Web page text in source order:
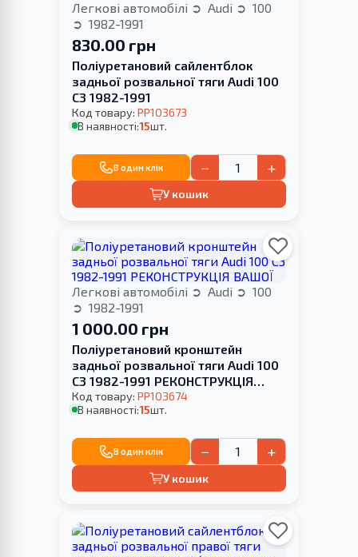
Легкові автомобілі Audi
100
1982-1991
830.00 грн
Поліуретановий сайлентблок
задньої розвальної тяги Audi 100
С3 1982-1991
Код товару: PP103673
В наявності:15шт.
В один клік − +
У кошик
Легкові автомобілі Audi
100
1982-1991
1 000.00 грн
Поліуретановий кронштейн
задньої розвальної тяги Audi 100
С3 1982-1991 РЕКОНСТРУКЦІЯ
ВАШОЇ
Код товару: PP103674
В наявності:15шт.
В один клік − +
У кошик